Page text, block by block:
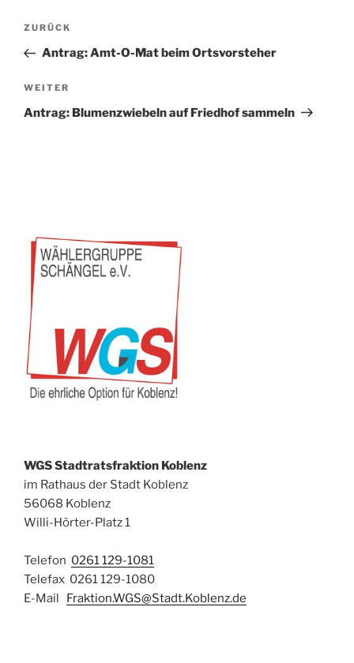
Beitragsnavigation
Vorheriger
Beitrag
ZURÜCK
Antrag: Amt-O-Mat beim Ortsvorsteher
Nächster
Beitrag
WEITER
Antrag: Blumenzwiebeln auf Friedhof sammeln
WGS Stadtratsfraktion Koblenz
im Rathaus der Stadt Koblenz
56068 Koblenz
Willi-Hörter-Platz 1
Telefon 0261 129-1081
Telefax 0261 129-1080
E-Mail
Fraktion.WGS@Stadt.Koblenz.de